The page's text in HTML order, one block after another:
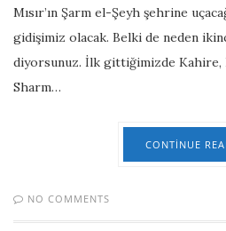
Mısır’ın Şarm el-Şeyh şehrine
gidişimiz olacak. Belki de neden
diyorsunuz. İlk gittiğimizde Kahire,
Sharm…
CONTINUE
NO COMMENTS